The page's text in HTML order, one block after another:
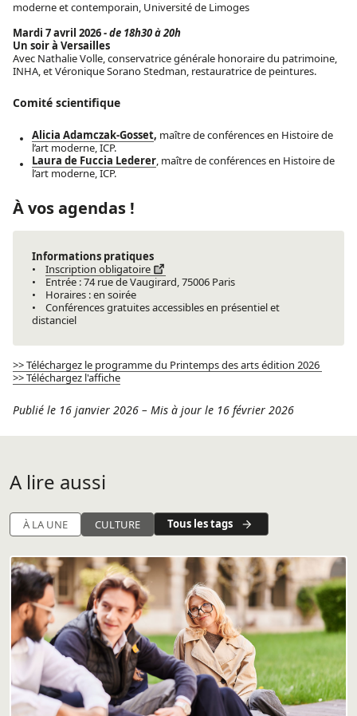
moderne et contemporain, Université de Limoges
Mardi 7 avril 2026- de 18h30 à 20h
Un soir à Versailles
Avec Nathalie Volle, conservatrice générale honoraire du patrimoine,
INHA, et Véronique Sorano Stedman, restauratrice de peintures.
Comité scientifique
Alicia Adamczak-Gosset, maître de conférences en Histoire de
l’art moderne, ICP.
Laura de Fuccia Lederer, maître de conférences en Histoire de
l’art moderne, ICP.
Àvos agendas !
Informations pratiques
• Inscription obligatoire
• Entrée : 74 rue de Vaugirard, 75006 Paris
• Horaires : en soirée
• Conférences gratuites accessibles en présentiel et
distanciel
>> Téléchargez le programme du Printemps des arts édition 2026
>> Téléchargez l'affiche
Publié le 16 janvier 2026 – Mis à jour le 16 février 2026
A lire aussi
À LA UNE CULTURE Tous les tags